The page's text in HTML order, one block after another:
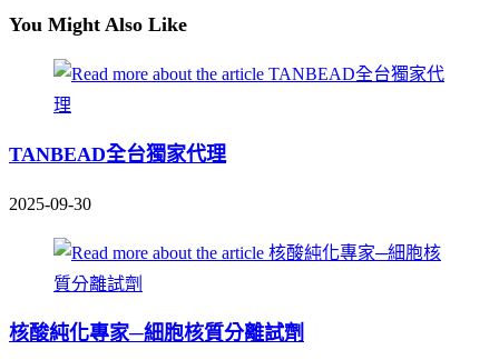
You Might Also Like
TANBEAD全台獨家代理
2025-09-30
核酸純化專家─細胞核質分離試劑